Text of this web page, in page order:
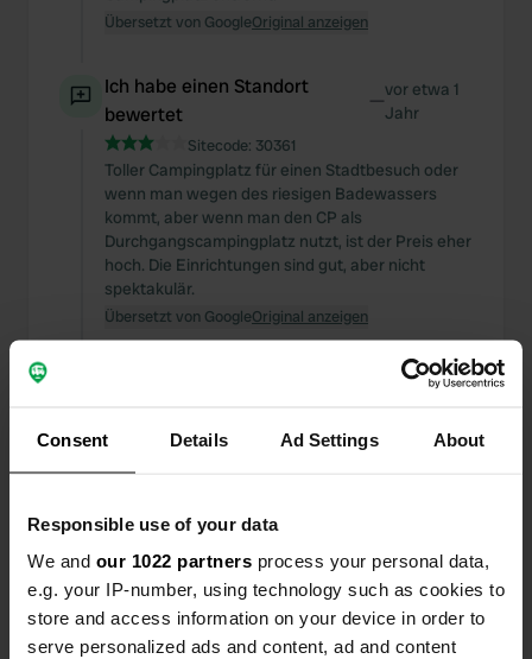
Consent Details Ad Settings About
Responsible use of your data
We and our 1022 partners process your personal data,
e.g. your IP-number, using technology such as cookies to
store and access information on your device in order to
serve personalized ads and content, ad and content
Übersetzt von GoogleOriginal anzeigen
Ich habe einen Standort
bewertet
—vor etwa 1
Jahr
Sitecode: 30361
Toller Campingplatz für einen Stadtbesuch oder
wenn man wegen des riesigen Badewassers
kommt, aber wenn man den CP als
Durchgangscampingplatz nutzt, ist der Preis eher
hoch. Die Einrichtungen sind gut, aber nicht
spektakulär.
Übersetzt von GoogleOriginal anzeigen
vor fast 2